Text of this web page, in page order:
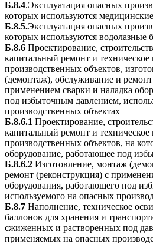
Б.8.4.Эксплуатация опасных
которых используются
Б.8.5.Эксплуатация опасных
которых используются водолазные
Б.8.6 Проектирование,
капитальный ремонт и
производственных объектов,
(демонтаж), обслуживание и
применением сварки и наладка
под избыточным давлением,
производственных объектах
Б.8.6.1 Проектирование,
капитальный ремонт и
производственных объектов, на
оборудование, работающее под
Б.8.6.2 Изготовление, монтаж
ремонт (реконструкция) с
оборудования, работающего под
используемого на опасных
Б.8.7 Наполнение, техническое
баллонов для хранения и
сжиженных и растворенных под
применяемых на опасных